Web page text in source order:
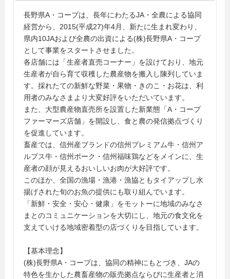
長野県A・コープは、長年にわたるJA・全農による協同
経営から、2015(平成27)年4月、新たに生まれ変わり、
県内10JAおよび全農の出資による(株)長野県A・コープ
として事業をスタートさせました。
各店舗には「生産者直売コーナー」を設けており、地元
生産者が自ら育て収穫した農産物を搬入し陳列していま
す。採れたての新鮮な野菜・果物・きのこ・お花は、利
用者のみなさまより大変好評をいただいています。
また、大型農産物直売所を設置した新業態「A・コープ
ファーマーズ店舗」を開設し、食と農の発信拠点づくり
を促進しています。
畜産では、信州産ブランドの信州プレミアム牛・信州ア
ルプス牛・信州ポーク・信州福味鶏などをメインに、生
産者の顔が見えるおいしいお肉が大好評です。
このほか、全国の漁場・漁港・漁協ともタイアップし水
揚げされた旬のお魚の提供にも取り組んでいます。
「新鮮・安全・安心・健康」をモットーに地域のみなさ
まとのコミュニケーションを大切にし、地元の食文化を
支えていける地域密着型の店づくりを目指しています。
【基本理念】
(株)長野県A・コープは、協同の精神にもとづき、JAの
特色を生かした農畜産物の販売拠点ならびに生産者と消